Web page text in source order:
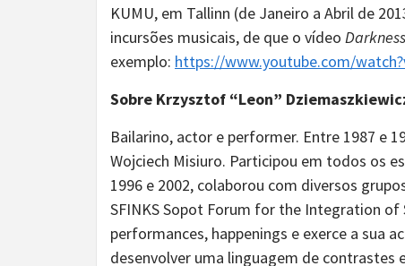
KUMU, em Tallinn (de Janeiro a Abril de
incursões musicais, de que o vídeo
exemplo: https://www.youtube.com/
Sobre Krzysztof “Leon”
Bailarino, actor e performer. Entre 1987 e
Wojciech Misiuro. Participou em todos os
1996 e 2002, colaborou com diversos
SFINKS Sopot Forum for the Integration of
performances, happenings e exerce a sua
desenvolver uma linguagem de